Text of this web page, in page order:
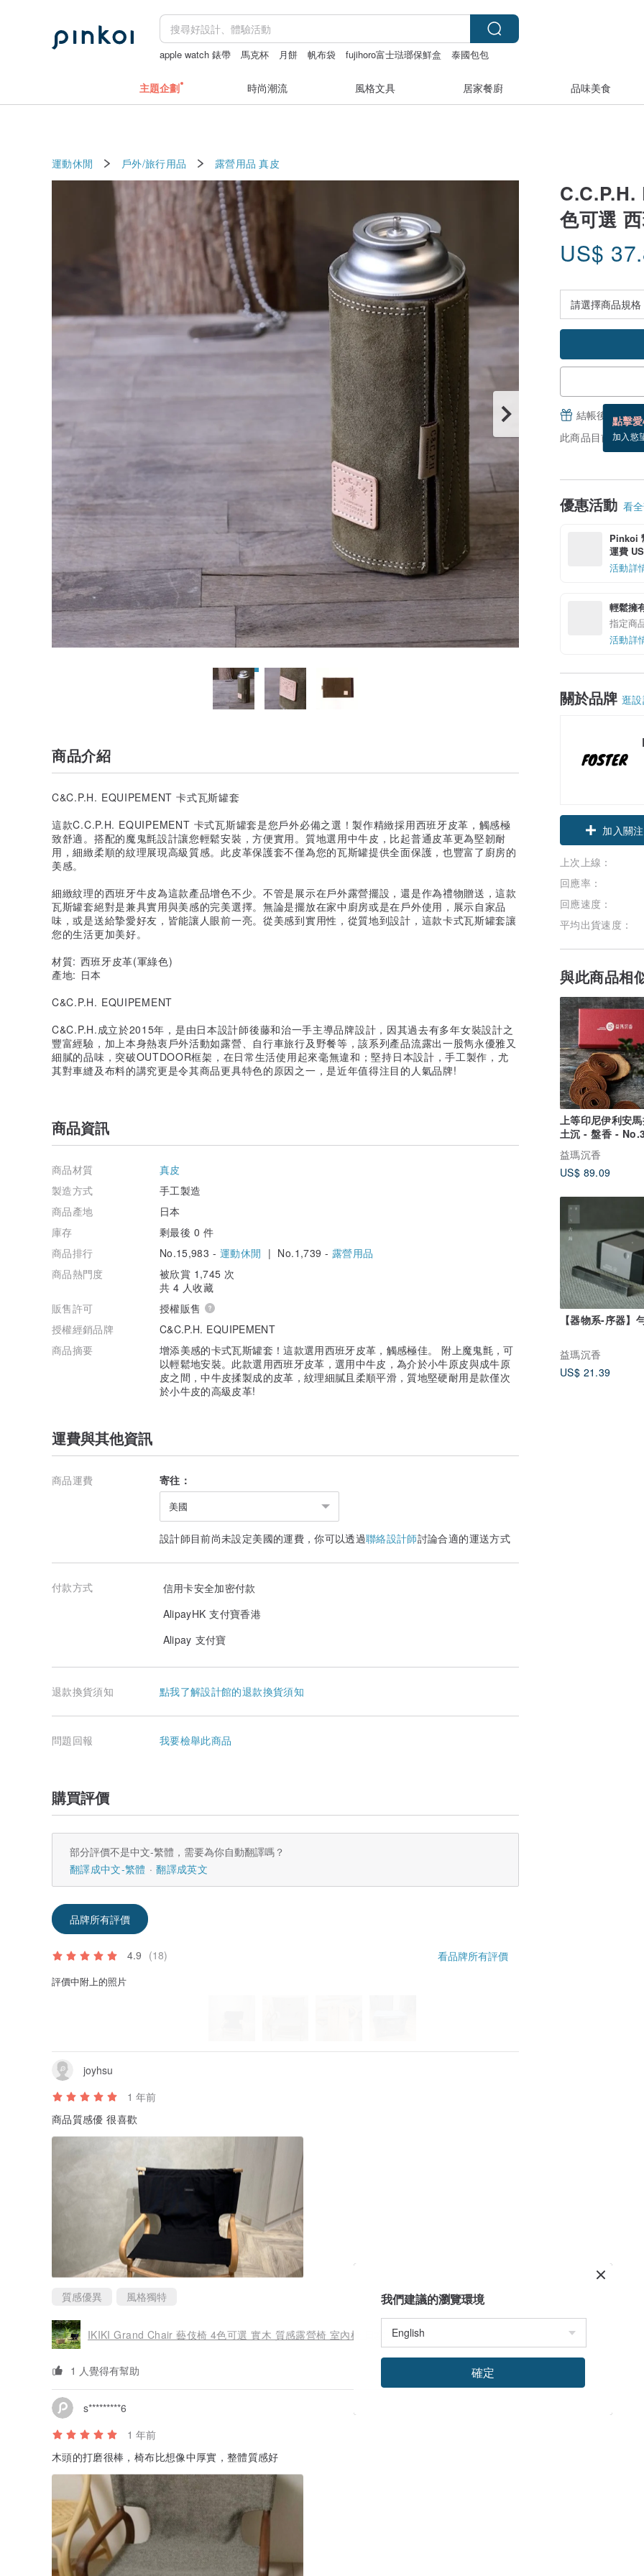
apple watch 錶帶 馬克杯 月餅 帆布袋 fujihoro富士琺瑯保鮮盒
泰國包包
主題企劃 時尚潮流 風格文具 居家餐廚 品味美食
運動休閒 戶外/旅行用品 露營用品 真皮
C.C.P.H.
色可選
US$
點擊
加入慾
結帳後填寫並
此商品目前沒現
優惠活動 看
Pinkoi
運費
活動詳
輕鬆擁
指定商
活動詳
關於品牌 逛
領優惠券
加入關注
上次上線：
回應率：
回應速度：
平均出貨速度：
與此商品相
上等印尼伊利安
土沉 - 盤香 -
益瑪沉香
US$ 89.09
【器物系-序器】
益瑪沉香
US$ 21.39
商品介紹
C&C.P.H. EQUIPEMENT 卡式瓦斯罐套
這款C.C.P.H. EQUIPEMENT 卡式瓦斯罐套是您戶外必備之選！製作精緻採用西班牙皮革，觸感極
致舒適。搭配的魔鬼氈設計讓您輕鬆安裝，方便實用。質地選用中牛皮，比起普通皮革更為堅韌耐
用，細緻柔順的紋理展現高級質感。此皮革保護套不僅為您的瓦斯罐提供全面保護，也豐富了廚房的
美感。
細緻紋理的西班牙牛皮為這款產品增色不少。不管是展示在戶外露營擺設，還是作為禮物贈送，這款
瓦斯罐套絕對是兼具實用與美感的完美選擇。無論是擺放在家中廚房或是在戶外使用，展示自家品
味，或是送給摯愛好友，皆能讓人眼前一亮。從美感到實用性，從質地到設計，這款卡式瓦斯罐套讓
您的生活更加美好。
材質: 西班牙皮革(軍綠色)
產地: 日本
C&C.P.H. EQUIPEMENT
C&C.P.H.成立於2015年，是由日本設計師後藤和治一手主導品牌設計，因其過去有多年女裝設計之
豐富經驗，加上本身熱衷戶外活動如露營、自行車旅行及野餐等，該系列產品流露出一股雋永優雅又
細膩的品味，突破OUTDOOR框架，在日常生活使用起來毫無違和；堅持日本設計，手工製作，尤
其對車縫及布料的講究更是令其商品更具特色的原因之一，是近年值得注目的人氣品牌!
商品資訊
商品材質
真皮
製造方式
手工製造
商品產地
日本
庫存
剩最後 0 件
商品排行
No.15,983 - 運動休閒 | No.1,739 - 露營用品
商品熱門度
被欣賞 1,745 次
共 4 人收藏
販售許可
授權販售
授權經銷品牌
C&C.P.H. EQUIPEMENT
商品摘要
增添美感的卡式瓦斯罐套！這款選用西班牙皮革，觸感極佳。 附上魔鬼氈，可
以輕鬆地安裝。此款選用西班牙皮革，選用中牛皮，為介於小牛原皮與成牛原
皮之間，中牛皮揉製成的皮革，紋理細膩且柔順平滑，質地堅硬耐用是款僅次
於小牛皮的高級皮革!
運費與其他資訊
商品運費 寄往：
美國
設計師目前尚未設定美國的運費，你可以透過聯絡設計師討論合適的運送方式
付款方式
信用卡安全加密付款
AlipayHK 支付寶香港
Alipay 支付寶
退款換貨須知 點我了解設計館的退款換貨須知
問題回報 我要檢舉此商品
購買評價
部分評價不是中文-繁體，需要為你自動翻譯嗎？
翻譯成中文-繁體
翻譯成英文
品牌所有評價
4.9 (18) 看品牌所有評價
評價中附上的照片
joyhsu
1 年前
商品質感優 很喜歡
質感優異 風格獨特
IKIKI Grand Chair 藝伎椅 4色可選 實木 質感露營椅 室內椅 日本
1 人覺得有幫助
s*********6
1 年前
木頭的打磨很棒，椅布比想像中厚實，整體質感好
我們建議的瀏覽環境
確定